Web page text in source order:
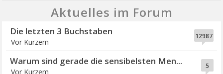
Aktuelles im Forum
12987
Die letzten 3 Buchstaben
Vor Kurzem
5
Warum sind gerade die sensibelsten Men...
Vor Kurzem